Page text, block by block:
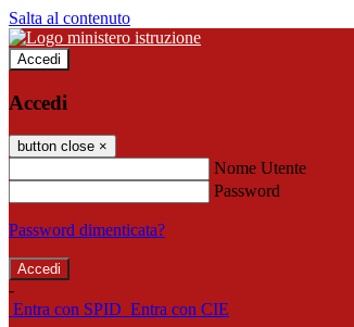
Salta al contenuto
Accedi
Accedi
button close ×
Nome Utente
Password
Password dimenticata?
-
Entra con SPID Entra con CIE